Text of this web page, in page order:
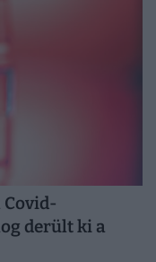
Covid-
derült ki a